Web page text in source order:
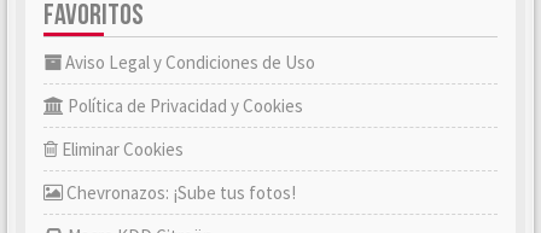
FAVORITOS
Aviso Legal y Condiciones de Uso
Política de Privacidad y Cookies
Eliminar Cookies
Chevronazos: ¡Sube tus fotos!